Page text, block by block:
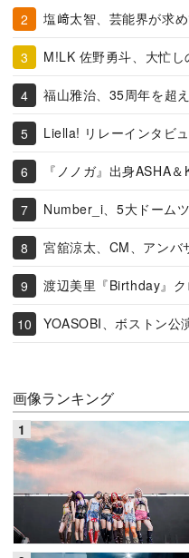
塩﨑太智、芸能界が求
M!LK 佐野勇斗、大忙
福山雅治、35周年を超
Liella! リレーインタビ
『ノノガ』出身ASHA
Number_i、5大ドーム
宮舘涼太、CM、アンバ
渡辺美里『Birthday』
YOASOBI、ボストン公
画像ランキング